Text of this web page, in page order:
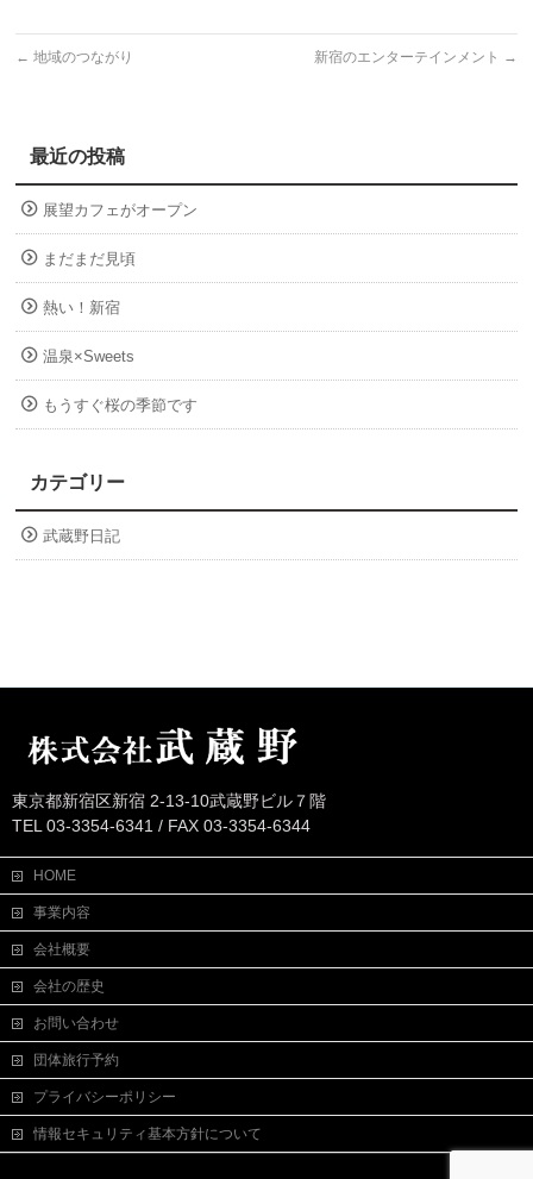
← 地域のつながり 新宿のエンターテインメント →
最近の投稿
展望カフェがオープン
まだまだ見頃
熱い！新宿
温泉×Sweets
もうすぐ桜の季節です
カテゴリー
武蔵野日記
東京都新宿区新宿 2-13-10武蔵野ビル７階
TEL 03-3354-6341 / FAX 03-3354-6344
HOME
事業内容
会社概要
会社の歴史
お問い合わせ
団体旅行予約
プライバシーポリシー
情報セキュリティ基本方針について